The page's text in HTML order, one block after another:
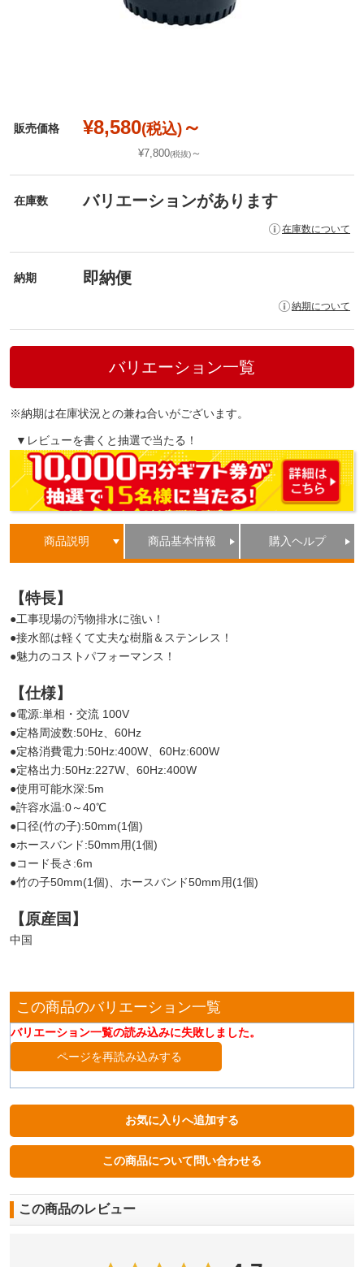
販売価格 ¥8,580(税込)～
¥7,800(税抜)～
在庫数 バリエーションがあります
在庫数について
納期 即納便
納期について
バリエーション一覧
※納期は在庫状況との兼ね合いがございます。
▼レビューを書くと抽選で当たる！
商品説明 商品基本情報 購入ヘルプ
【特長】
●工事現場の汚物排水に強い！
●接水部は軽くて丈夫な樹脂＆ステンレス！
●魅力のコストパフォーマンス！
【仕様】
●電源:単相・交流 100V
●定格周波数:50Hz、60Hz
●定格消費電力:50Hz:400W、60Hz:600W
●定格出力:50Hz:227W、60Hz:400W
●使用可能水深:5m
●許容水温:0～40℃
●口径(竹の子):50mm(1個)
●ホースバンド:50mm用(1個)
●コード長さ:6m
●竹の子50mm(1個)、ホースバンド50mm用(1個)
【原産国】
中国
この商品のバリエーション一覧
バリエーション一覧の読み込みに失敗しました。
ページを再読み込みする
この商品のレビュー